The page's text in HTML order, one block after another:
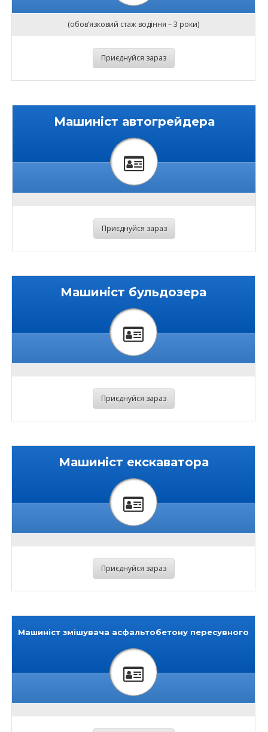
(обов’язковий стаж водіння – 3 роки)
Приєднуйся зараз
Машиніст автогрейдера
Приєднуйся зараз
Машиніст бульдозера
Приєднуйся зараз
Машиніст екскаватора
Приєднуйся зараз
Машиніст змішувача асфальтобетону пересувного